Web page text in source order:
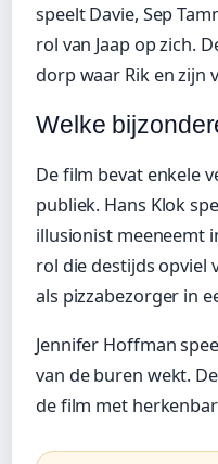
speelt Davie, Sep
rol van Jaap op zich.
dorp waar Rik en zijn
Welke
De film bevat enkele
publiek. Hans Klok
illusionist meeneemt
rol die destijds opviel
als pizzabezorger in
Jennifer Hoffman
van de buren wekt.
de film met